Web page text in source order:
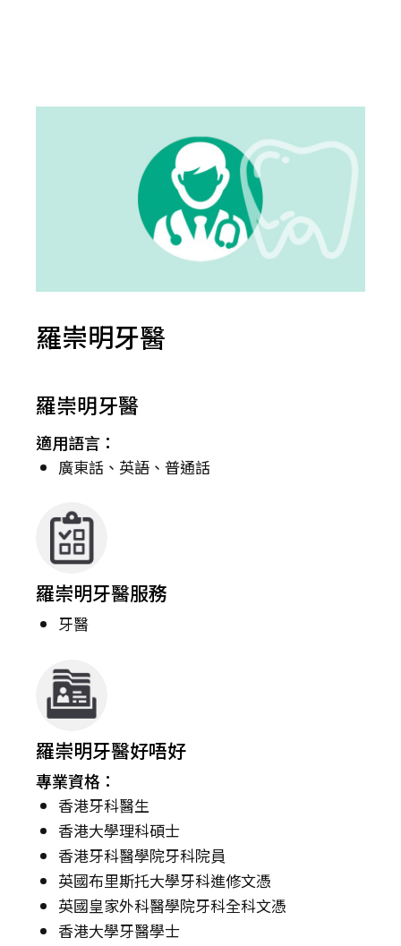
羅崇明牙醫
羅崇明牙醫
適用語言：
廣東話、英語、普通話
羅崇明牙醫服務
牙醫
羅崇明牙醫好唔好
專業資格：
香港牙科醫生
香港大學理科碩士
香港牙科醫學院牙科院員
英國布里斯托大學牙科進修文憑
英國皇家外科醫學院牙科全科文憑
香港大學牙醫學士